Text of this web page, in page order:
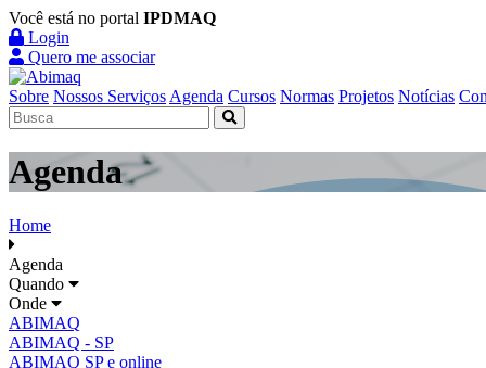
Você está no portal IPDMAQ
Login
Quero me associar
Sobre Nossos Serviços Agenda Cursos Normas Projetos Notícias
Agenda
Home
Agenda
Quando
Onde
ABIMAQ
ABIMAQ - SP
ABIMAQ SP e online